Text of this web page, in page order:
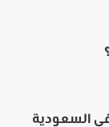
السعودية